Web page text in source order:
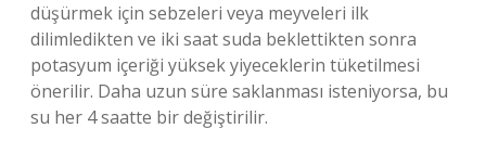
düşürmek için sebzeleri veya meyveleri ilk
dilimledikten ve iki saat suda beklettikten sonra
potasyum içeriği yüksek yiyeceklerin tüketilmesi
önerilir. Daha uzun süre saklanması isteniyorsa, bu
su her 4 saatte bir değiştirilir.